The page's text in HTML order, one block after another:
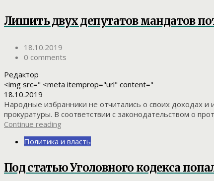
Лишить двух депутатов мандатов
18.10.2019
0 comments
Редактор
<img src=" <meta itemprop="url" content="
18.10.2019
Народные избранники не отчитались о своих доходах
прокуратуры. В соответствии с законодательством о
Continue reading
Политика и власть
Под статью Уголовного кодекса